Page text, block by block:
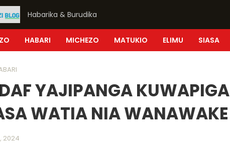
Habarika & Burudika
HABARI MICHEZO MATUKIO ELIMU SIASA
YAJIPANGA KUWAPIGA
WATIA NIA WANAWAKE
2024